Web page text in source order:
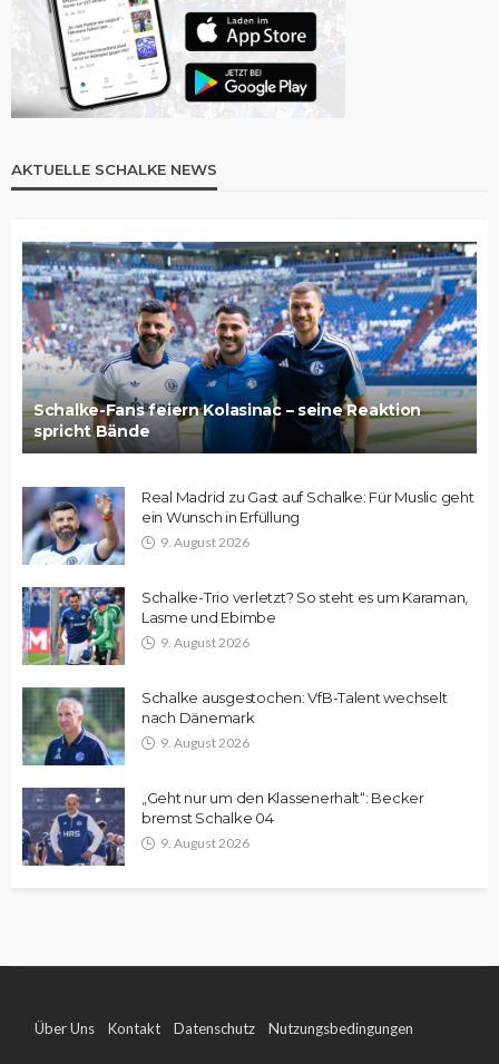
AKTUELLE SCHALKE NEWS
Schalke-Fans feiern Kolasinac – seine Reaktion
spricht Bände
Real Madrid zu Gast auf Schalke: Für Muslic geht
ein Wunsch in Erfüllung
9. August 2026
Schalke-Trio verletzt? So steht es um Karaman,
Lasme und Ebimbe
9. August 2026
Schalke ausgestochen: VfB-Talent wechselt
nach Dänemark
9. August 2026
„Geht nur um den Klassenerhalt“: Becker
bremst Schalke 04
9. August 2026
Über Uns Kontakt Datenschutz Nutzungsbedingungen